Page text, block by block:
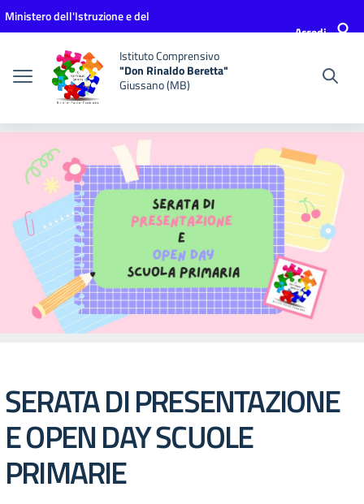
Vai ai contenuti
Vai al menu di navigazione
Vai al footer
Ministero dell'Istruzione e del
Accedi
Istituto Comprensivo
"Don Rinaldo Beretta"
Giussano (MB)
SERATA DI PRESENTAZIONE
E OPEN DAY SCUOLE
PRIMARIE